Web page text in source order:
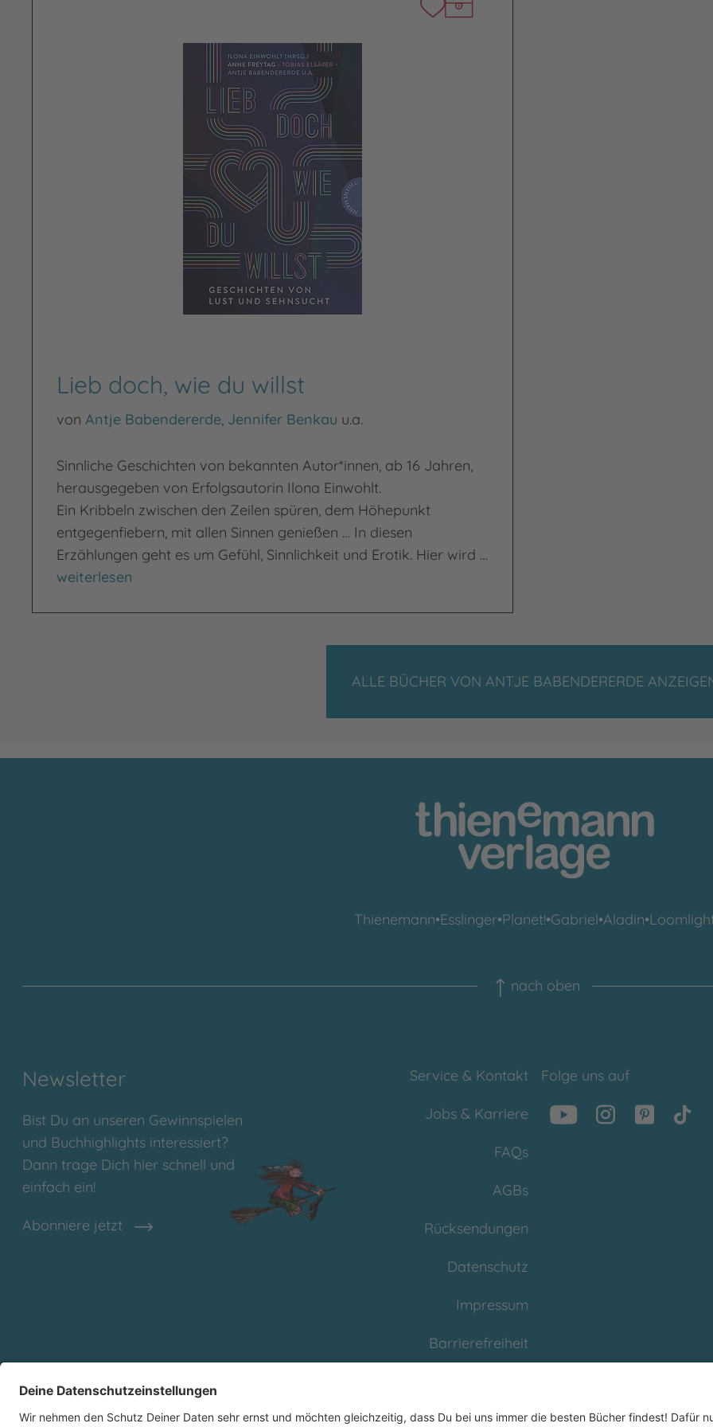
Lieb doch, wie du willst
von Antje Babendererde, Jennifer Benkau u.a.
Sinnliche Geschichten von bekannten Autor*innen, ab 16 Jahren,
herausgegeben von Erfolgsautorin Ilona Einwohlt.
Ein Kribbeln zwischen den Zeilen spüren, dem Höhepunkt
entgegenfiebern, mit allen Sinnen genießen … In diesen
Erzählungen geht es um Gefühl, Sinnlichkeit und Erotik. Hier wird …
Lieb doch, wie du willst
weiterlesen
ALLE BÜCHER VON ANTJE BABENDERERDE
Thienemann•Esslinger•Planet!•Gabriel•Aladin•
nach oben
Newsletter
Bist Du an unseren Gewinnspielen
und Buchhighlights interessiert?
Dann trage Dich hier schnell und
einfach ein!
Abonniere jetzt
Service & Kontakt
Jobs & Karriere
FAQs
AGBs
Rücksendungen
Datenschutz
Impressum
Barrierefreiheit
Partnerprogramm
Folge uns auf